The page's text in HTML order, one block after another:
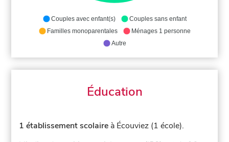
Couples avec enfant(s)
Couples sans enfant
Familles monoparentales
Ménages 1 personne
Autre
Éducation
1 établissement scolaire à Écouviez (1 école).